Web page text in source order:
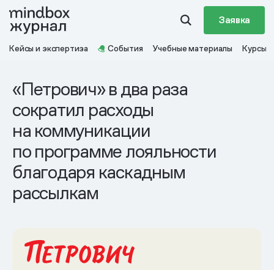
Заявка
Кейсы и экспертиза События Учебные материалы Курсы
«Петрович» в два раза
сократил расходы
на коммуникации
по программе лояльности
благодаря каскадным
рассылкам